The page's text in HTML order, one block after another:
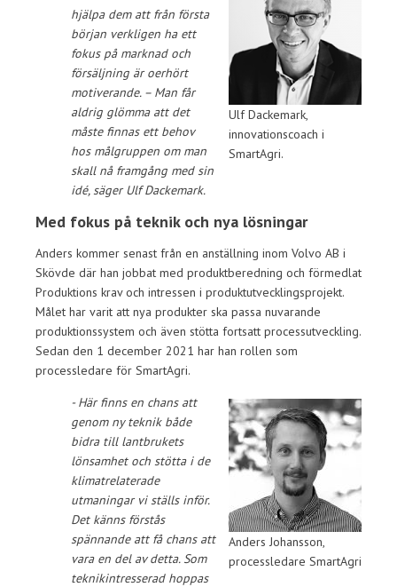
Ulf Dackemark,
innovationscoach i
SmartAgri.
hjälpa dem att från första
början verkligen ha ett
fokus på marknad och
försäljning är oerhört
motiverande. – Man får
aldrig glömma att det
måste finnas ett behov
hos målgruppen om man
skall nå framgång med sin
idé, säger Ulf Dackemark.
Med fokus på teknik och nya lösningar
Anders kommer senast från en anställning inom Volvo AB i
Skövde där han jobbat med produktberedning och förmedlat
Produktions krav och intressen i produktutvecklingsprojekt.
Målet har varit att nya produkter ska passa nuvarande
produktionssystem och även stötta fortsatt processutveckling.
Sedan den 1 december 2021 har han rollen som
processledare för SmartAgri.
Anders Johansson,
processledare SmartAgri
- Här finns en chans att
genom ny teknik både
bidra till lantbrukets
lönsamhet och stötta i de
klimatrelaterade
utmaningar vi ställs inför.
Det känns förstås
spännande att få chans att
vara en del av detta. Som
teknikintresserad hoppas